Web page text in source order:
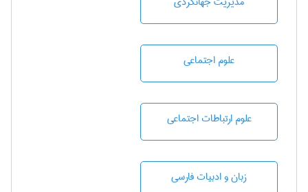
علوم اجتماعی
علوم ارتباطات اجتماعی
زبان و ادبيات فارسی